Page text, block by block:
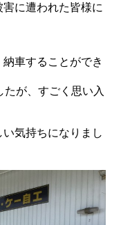
に遭われた皆様に
車することができ
が、すごく思い入
気持ちになりまし